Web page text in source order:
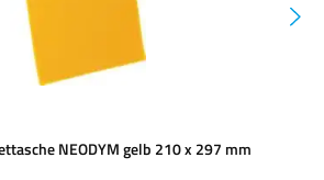
NEODYM gelb 210 x 297 mm